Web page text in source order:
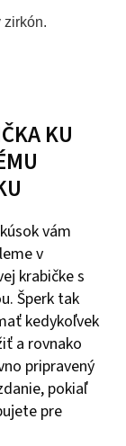
zirkón.
KU
vám
v
krabičke s
Šperk tak
kedykoľvek
a rovnako
pripravený
pokiaľ
pre